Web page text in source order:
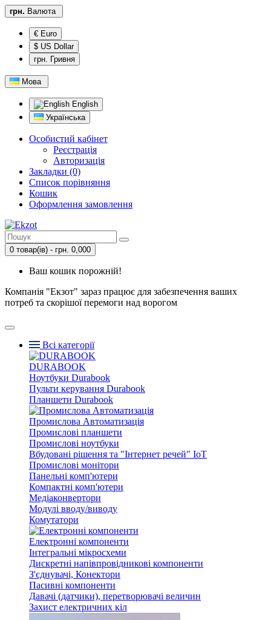
грн. Валюта
€ Euro
$ US Dollar
грн. Гривня
Мова
English
Українська
Особистий кабінет
Реєстрація
Авторизація
Закладки (0)
Список порівняння
Кошик
Оформлення замовлення
0 товар(ів) - грн. 0,000
Ваш кошик порожній!
Компанія "Екзот" зараз працює для забезпечення ваших
потреб та скорішої перемоги над ворогом
Всі категорії
DURABOOK
Ноутбуки Durabook
Пульти керування Durabook
Планшети Durabook
Промислова Автоматизація
Промислові планшети
Промислові ноутбуки
Вбудовані рішення та "Інтернет речей" IoT
Промислові монітори
Панельні комп'ютери
Компактні комп'ютери
Медіаконвертори
Модулі вводу/виводу
Комутатори
Електронні компоненти
Інтегральні мікросхеми
Дискретні напівпровідникові компоненти
З'єднувачі, Конектори
Пасивні компоненти
Давачі (датчики), перетворювачі величин
Захист електричних кіл